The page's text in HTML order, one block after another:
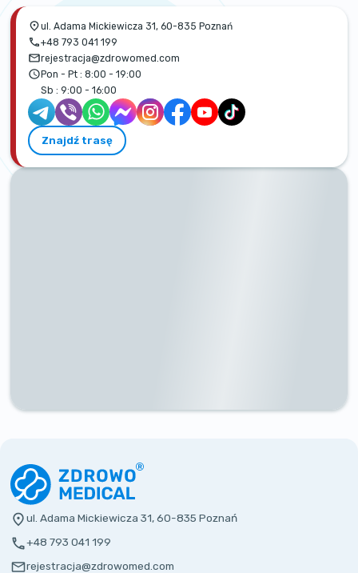
ul. Adama Mickiewicza 31, 60-835 Poznań
+48 793 041 199
rejestracja@zdrowomed.com
Pon - Pt : 8:00 - 19:00
Sb : 9:00 - 16:00
Znajdź trasę
ul. Adama Mickiewicza 31, 60-835 Poznań
+48 793 041 199
rejestracja@zdrowomed.com